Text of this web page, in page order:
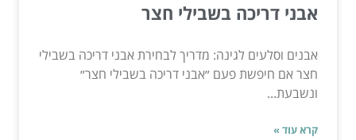
אבני דריכה בשבילי חצר
אבנים וסלעים לגינה: מדריך לבחירת אבני דריכה בשבילי
חצר אם חיפשת פעם ״אבני דריכה בשבילי חצר״
ונשבעת...
קרא עוד »